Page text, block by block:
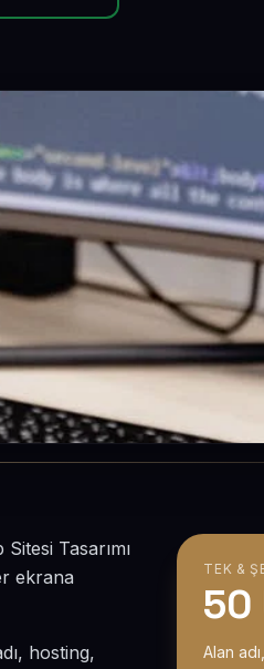
Tasarımı
ekrana
hosting,
TEK &
50
Alan